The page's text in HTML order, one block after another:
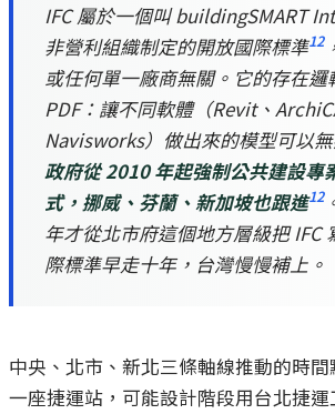
IFC 屬於一個叫 buildingSMART
非營利組織制定的開放國際標準12
或任何單一廠商無關。它的存在邏
PDF：讓不同軟體（Revit、
Navisworks）做出來的模型可以無
政府從 2010 年起強制公共建設專
式，挪威、芬蘭、新加坡也跟進12
年才從北市府這個地方層級把 IFC
際標準早走十年，台灣慢慢補上。
中央、北市、新北三條軸線推動的時
一座捷運站，可能設計階段用台北捷運